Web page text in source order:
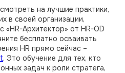
на лучшие практики,
в своей организации,
«HR-Архитектор» от HR-OD
бесплатно осваивать
HR прямо сейчас –
. Это обучение для тех, кто
задач к роли стратега,